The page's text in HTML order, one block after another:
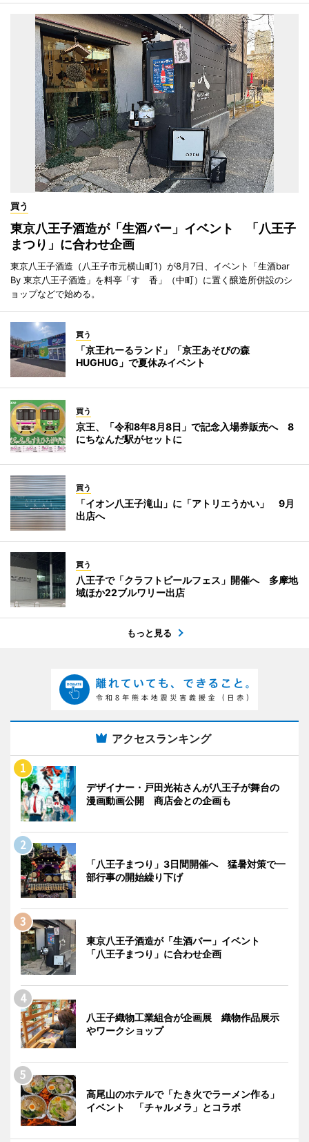
買う
東京八王子酒造が「生酒バー」イベント 「八王子
まつり」に合わせ企画
東京八王子酒造（八王子市元横山町1）が8月7日、イベント「生酒bar
By 東京八王子酒造」を料亭「すゞ香」（中町）に置く醸造所併設のシ
ョップなどで始める。
買う
「京王れーるランド」「京王あそびの森
HUGHUG」で夏休みイベント
買う
京王、「令和8年8月8日」で記念入場券販売へ 8
にちなんだ駅がセットに
買う
「イオン八王子滝山」に「アトリエうかい」 9月
出店へ
買う
八王子で「クラフトビールフェス」開催へ 多摩地
域ほか22ブルワリー出店
もっと見る
アクセスランキング
デザイナー・戸田光祐さんが八王子が舞台の
漫画動画公開 商店会との企画も
「八王子まつり」3日間開催へ 猛暑対策で一
部行事の開始繰り下げ
東京八王子酒造が「生酒バー」イベント
「八王子まつり」に合わせ企画
八王子織物工業組合が企画展 織物作品展示
やワークショップ
高尾山のホテルで「たき火でラーメン作る」
イベント 「チャルメラ」とコラボ